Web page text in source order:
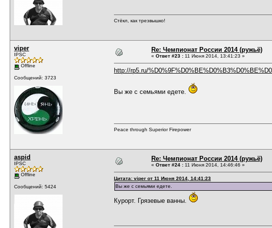
Стёкл, как трезвышко!
viper
IPSC
Offline
Сообщений: 3723
Re: Чемпионат России 2014 (ружьё)
« Ответ #23 : 11 Июня 2014, 13:41:23 »
http://rp5.ru/
Вы же с семьями едете.
Peace through Superior Firepower
aspid
IPSC
Offline
Сообщений: 5424
Re: Чемпионат России 2014 (ружьё)
« Ответ #24 : 11 Июня 2014, 14:46:46 »
Цитата: viper от 11 Июня 2014, 14:41:23
Вы же с семьями едете.
Курорт. Грязевые ванны.